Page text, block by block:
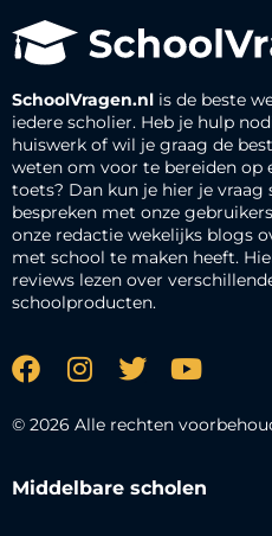
SchoolVragen.nl is de beste
iedere scholier. Heb je hulp
huiswerk of wil je graag de
weten om voor te bereiden op
toets? Dan kun je hier je vraag
bespreken met onze
onze redactie wekelijks blogs
met school te maken heeft.
reviews lezen over
schoolproducten.
© 2026 Alle rechten
Middelbare scholen